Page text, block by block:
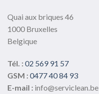
page
du
produit
Quai aux briques 46
1000 Bruxelles
Belgique
Tél. : 02 569 91 57
GSM : 0477 40 84 93
E-mail : info@serviclean.be